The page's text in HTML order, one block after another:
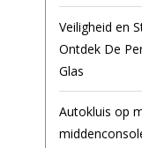
Veiligheid en
Ontdek De
Glas
Autokluis op